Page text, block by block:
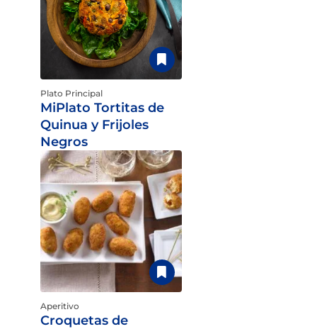
Plato Principal
MiPlato Tortitas de
Quinua y Frijoles
Negros
Aperitivo
Croquetas de